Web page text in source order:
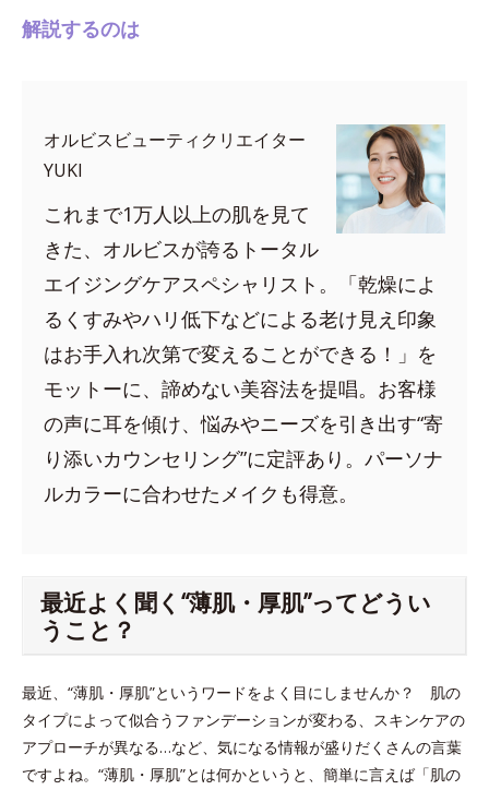
解説するのは
オルビスビューティクリエイター
YUKI
これまで1万人以上の肌を見て
きた、オルビスが誇るトータル
エイジングケアスペシャリスト。「乾燥によ
るくすみやハリ低下などによる老け見え印象
はお手入れ次第で変えることができる！」を
モットーに、諦めない美容法を提唱。お客様
の声に耳を傾け、悩みやニーズを引き出す“寄
り添いカウンセリング”に定評あり。パーソナ
ルカラーに合わせたメイクも得意。
最近よく聞く“薄肌・厚肌”ってどうい
うこと？
最近、“薄肌・厚肌”というワードをよく目にしませんか？ 肌の
タイプによって似合うファンデーションが変わる、スキンケアの
アプローチが異なる…など、気になる情報が盛りだくさんの言葉
ですよね。“薄肌・厚肌”とは何かというと、簡単に言えば「肌の